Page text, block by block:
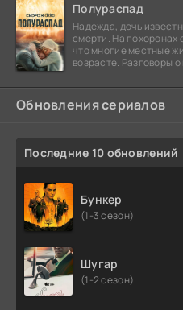
Полураспад
Надежда, дочь
смерти. На похоронах
что многие местные
возрасте. Разговоры
Обновления сериалов
Последние 10 обновлений
Бункер
(1-3 сезон)
Шугар
(1-2 сезон)